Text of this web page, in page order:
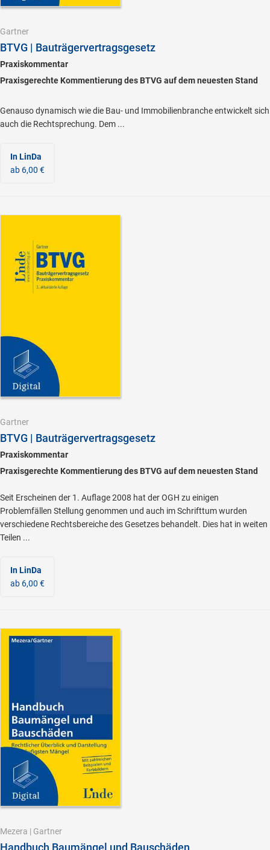
Gartner
BTVG | Bauträgervertragsgesetz
Praxiskommentar
Praxisgerechte Kommentierung des BTVG auf dem neuesten Stand
Genauso dynamisch wie die Bau- und Immobilienbranche entwickelt sich
auch die Rechtsprechung. Dem ...
In LinDa
ab 6,00 €
Gartner
BTVG | Bauträgervertragsgesetz
Praxiskommentar
Praxisgerechte Kommentierung des BTVG auf dem neuesten Stand
Seit Erscheinen der 1. Auflage 2008 hat der OGH zu einigen
Problemfällen Stellung genommen und auch im Schrifttum wurden
verschiedene Rechtsbereiche des Gesetzes behandelt. Dies hat in weiten
Teilen ...
In LinDa
ab 6,00 €
Mezera | Gartner
Handbuch Baumängel und Bauschäden